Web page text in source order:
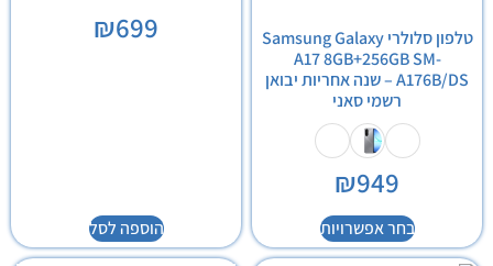
טלפון סלולרי Samsung Galaxy
A17 8GB+256GB SM-
A176B/DS – שנה אחריות יבואן
רשמי סאני
₪949
בחר אפשרויות
₪699
הוספה לסל